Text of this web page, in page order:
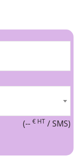
(-- € HT / SMS)